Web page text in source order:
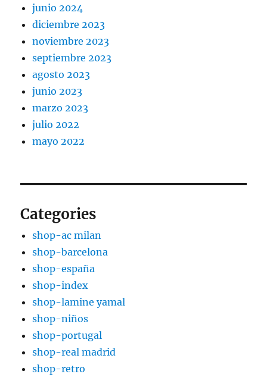
junio 2024
diciembre 2023
noviembre 2023
septiembre 2023
agosto 2023
junio 2023
marzo 2023
julio 2022
mayo 2022
Categories
shop-ac milan
shop-barcelona
shop-españa
shop-index
shop-lamine yamal
shop-niños
shop-portugal
shop-real madrid
shop-retro